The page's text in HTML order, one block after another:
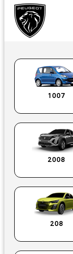
Kies uw auto
1007
2008
208